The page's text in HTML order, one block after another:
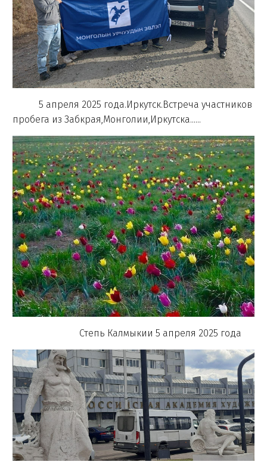
5 апреля 2025 года.Иркутск.Встреча участников
пробега из Забкрая,Монголии,Иркутска......
Степь Калмыкии 5 апреля 2025 года